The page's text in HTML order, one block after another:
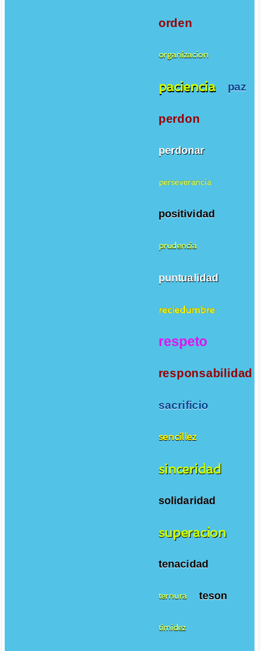
orden
organizacion
paciencia paz
perdon
perdonar
perseverancia
positividad
prudencia
puntualidad
reciedumbre
respeto
responsabilidad
sacrificio
sencillez
sinceridad
solidaridad
superacion
tenacidad
ternura teson
timidez